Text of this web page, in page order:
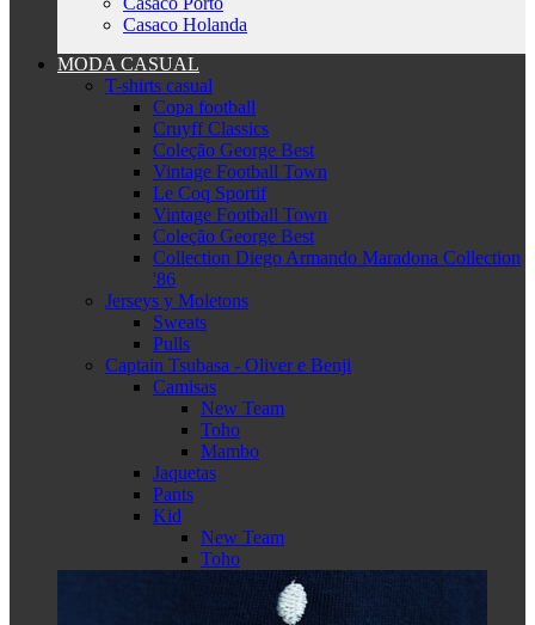
Casaco Holanda
MODA CASUAL
T-shirts casual
Copa football
Cruyff Classics
Coleção George Best
Vintage Football Town
Le Coq Sportif
Vintage Football Town
Coleção George Best
Collection Diego Armando Maradona Collection
'86
Jerseys y Moletons
Sweats
Pulls
Captain Tsubasa - Oliver e Benji
Camisas
New Team
Toho
Mambo
Jaquetas
Pants
Kid
New Team
Toho